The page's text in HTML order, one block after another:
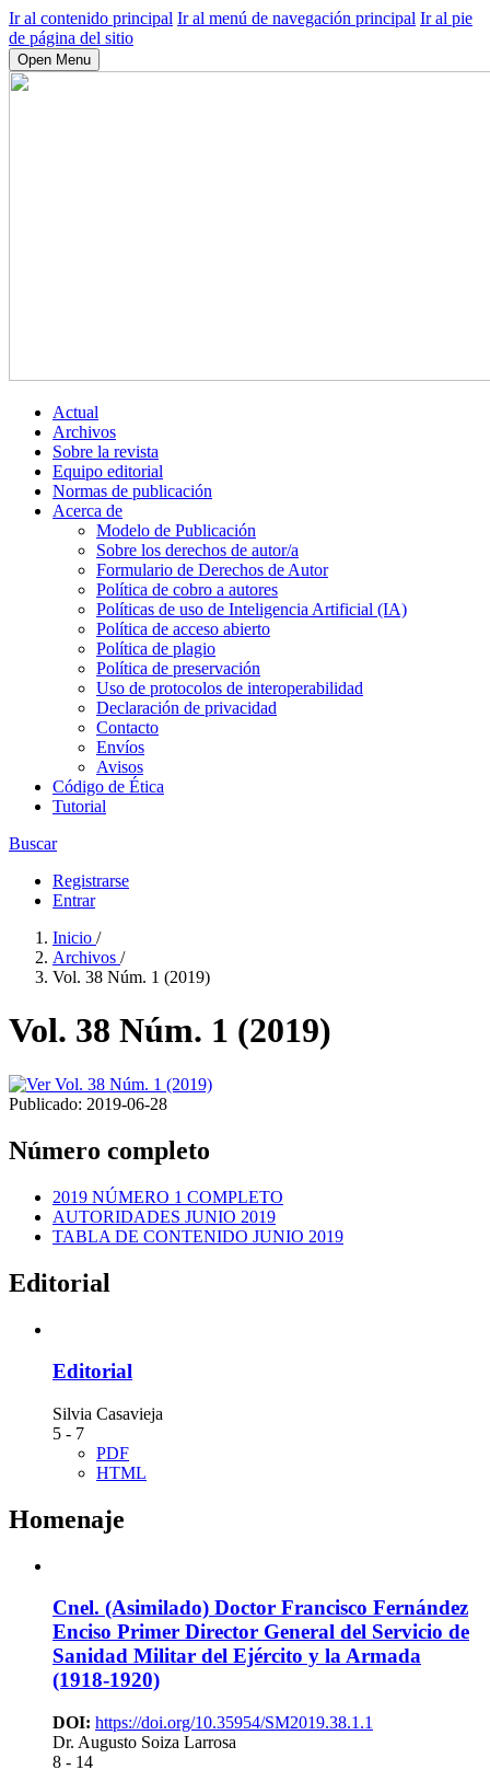
Ir al contenido principal Ir al menú de navegación principal Ir al pie
de página del sitio
Open Menu
Actual
Archivos
Sobre la revista
Equipo editorial
Normas de publicación
Acerca de
Modelo de Publicación
Sobre los derechos de autor/a
Formulario de Derechos de Autor
Política de cobro a autores
Políticas de uso de Inteligencia Artificial (IA)
Política de acceso abierto
Política de plagio
Política de preservación
Uso de protocolos de interoperabilidad
Declaración de privacidad
Contacto
Envíos
Avisos
Código de Ética
Tutorial
Buscar
Registrarse
Entrar
Inicio /
Archivos /
Vol. 38 Núm. 1 (2019)
Vol. 38 Núm. 1 (2019)
Publicado: 2019-06-28
Número completo
2019 NÚMERO 1 COMPLETO
AUTORIDADES JUNIO 2019
TABLA DE CONTENIDO JUNIO 2019
Editorial
Editorial
Silvia Casavieja
5 - 7
PDF
HTML
Homenaje
Cnel. (Asimilado) Doctor Francisco Fernández
Enciso Primer Director General del Servicio de
Sanidad Militar del Ejército y la Armada
(1918-1920)
DOI: https://doi.org/10.35954/SM2019.38.1.1
Dr. Augusto Soiza Larrosa
8 - 14